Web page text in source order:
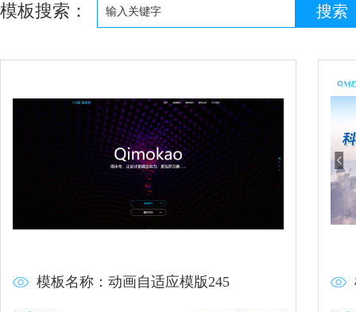
模板搜索：
模板名称：动画自适应模版245